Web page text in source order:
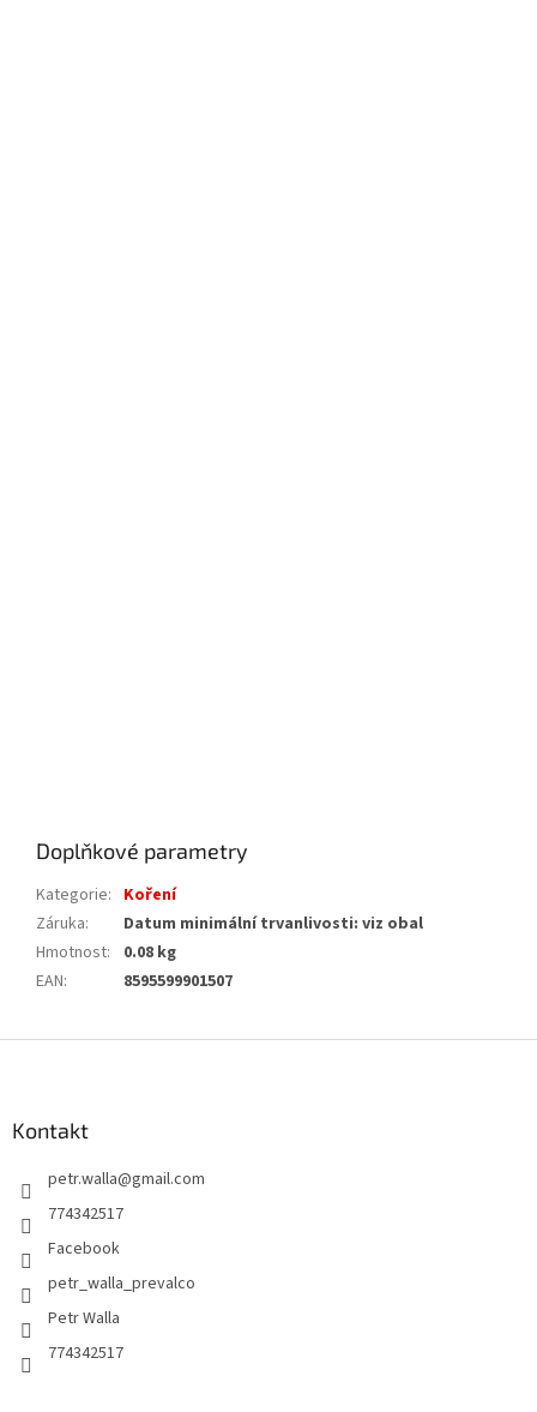
Doplňkové parametry
Kategorie: Koření
Záruka:
Datum minimální trvanlivosti: viz obal
Hmotnost:
0.08 kg
EAN: 8595599901507
Kontakt
petr.walla@gmail.com
774342517
Facebook
petr_walla_prevalco
Petr Walla
774342517